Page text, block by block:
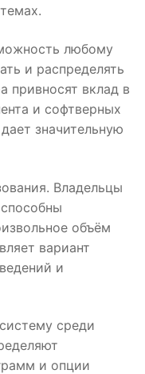
любому
и распределять
привносят вклад в
и софтверных
значительную
Владельцы
объём
вариант
и
среди
и опции